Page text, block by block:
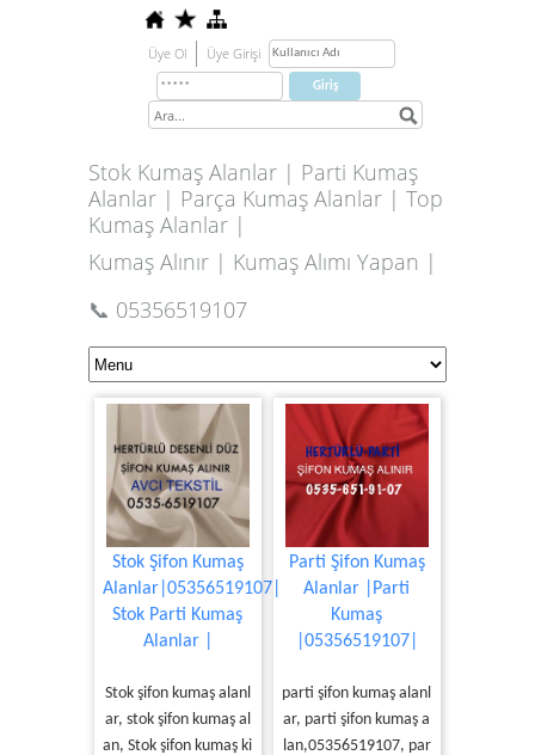
Üye Ol Üye Girişi
Stok Kumaş Alanlar | Parti Kumaş
Alanlar | Parça Kumaş Alanlar | Top
Kumaş Alanlar |
Kumaş Alınır | Kumaş Alımı Yapan |
📞 05356519107
Stok Şifon Kumaş
Alanlar|05356519107|
Stok Parti Kumaş
Alanlar |
Stok şifon kumaş alanl
ar, stok şifon kumaş al
an, Stok şifon kumaş ki
Parti Şifon Kumaş
Alanlar |Parti
Kumaş
|05356519107|
parti şifon kumaş alanl
ar, parti şifon kumaş a
lan,05356519107, par